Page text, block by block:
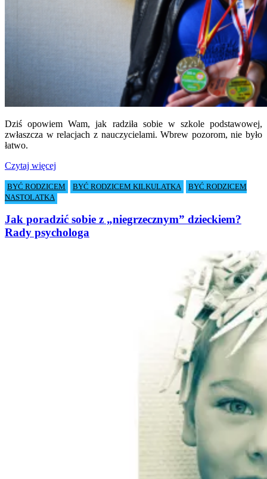
Dziś opowiem Wam, jak radziła sobie w szkole podstawowej,
zwłaszcza w relacjach z nauczycielami. Wbrew pozorom, nie było
łatwo.
Czytaj więcej
BYĆ RODZICEM BYĆ RODZICEM KILKULATKA
BYĆ RODZICEM
NASTOLATKA
Jak poradzić sobie z „niegrzecznym” dzieckiem?
Rady psychologa